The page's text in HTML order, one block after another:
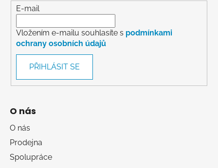
E-mail
Vložením e-mailu souhlasíte s podmínkami
ochrany osobních údajů
PŘIHLÁSIT SE
O nás
O nás
Prodejna
Spolupráce